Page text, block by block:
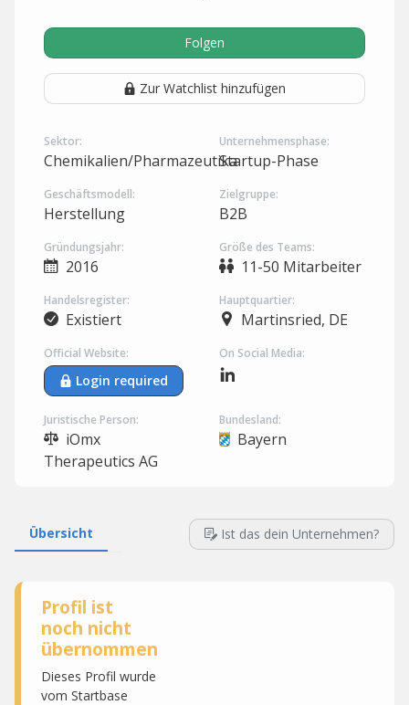
Folgen
Zur Watchlist hinzufügen
Sektor:
Chemikalien/Pharmazeutika
Unternehmensphase:
Startup-Phase
Geschäftsmodell:
Herstellung
Zielgruppe:
B2B
Gründungsjahr:
2016
Größe des Teams:
11-50 Mitarbeiter
Handelsregister:
Existiert
Hauptquartier:
Martinsried, DE
Official Website:
Login required
On Social Media:
Juristische Person:
iOmx
Therapeutics AG
Bundesland:
Bayern
Übersicht Ist das dein Unternehmen?
Profil ist
noch nicht
übernommen
Dieses Profil wurde
vom Startbase